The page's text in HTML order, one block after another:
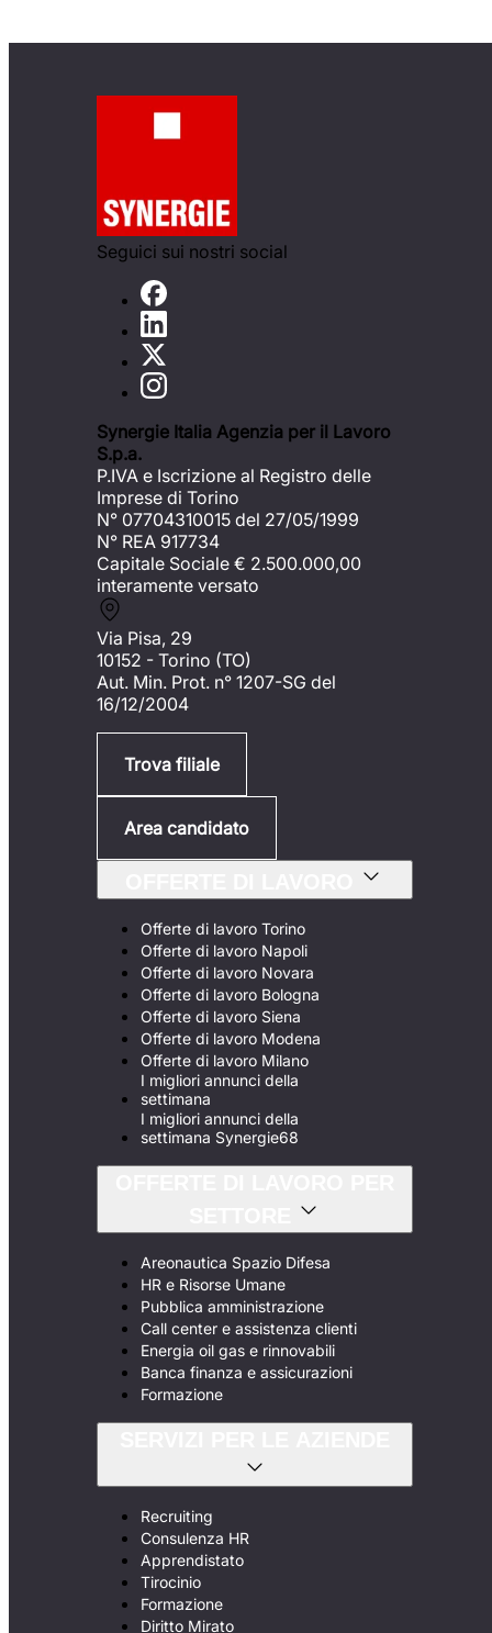
Seguici sui nostri social
Synergie Italia Agenzia per il Lavoro
S.p.a.
P.IVA e Iscrizione al Registro delle
Imprese di Torino
N° 07704310015 del 27/05/1999
N° REA 917734
Capitale Sociale € 2.500.000,00
interamente versato
Via Pisa, 29
10152 - Torino (TO)
Aut. Min. Prot. n° 1207-SG del
16/12/2004
Trova filiale
Area candidato
Offerte di lavoro Torino
Offerte di lavoro Napoli
Offerte di lavoro Novara
Offerte di lavoro Bologna
Offerte di lavoro Siena
Offerte di lavoro Modena
Offerte di lavoro Milano
I migliori annunci della
settimana
I migliori annunci della
settimana Synergie68
Areonautica Spazio Difesa
HR e Risorse Umane
Pubblica amministrazione
Call center e assistenza clienti
Energia oil gas e rinnovabili
Banca finanza e assicurazioni
Formazione
Recruiting
Consulenza HR
Apprendistato
Tirocinio
Formazione
Diritto Mirato